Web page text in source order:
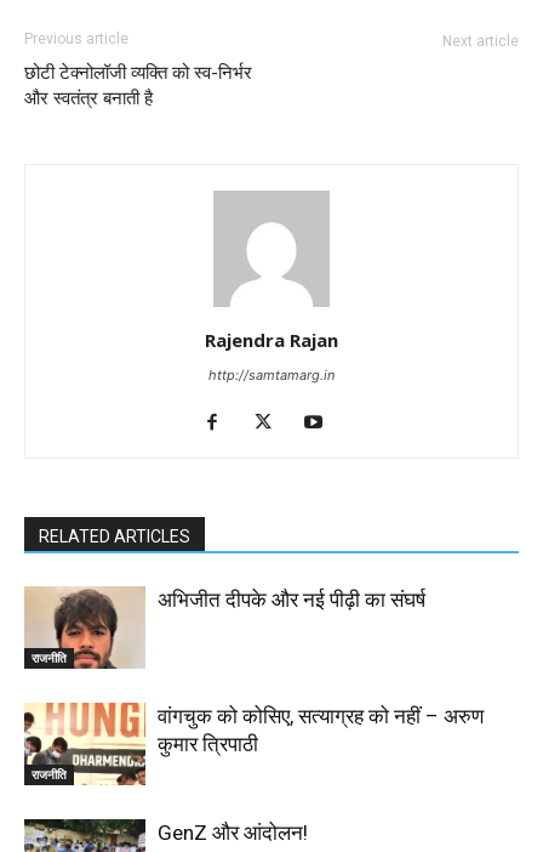
Previous article
छोटी टेक्नोलॉजी व्यक्ति को स्व-निर्भर
और स्वतंत्र बनाती है
Next article
Rajendra Rajan
http://samtamarg.in
RELATED ARTICLES
राजनीति
अभिजीत दीपके और नई पीढ़ी का संघर्ष
राजनीति
वांगचुक को कोसिए, सत्याग्रह को नहीं – अरुण
कुमार त्रिपाठी
GenZ और आंदोलन!